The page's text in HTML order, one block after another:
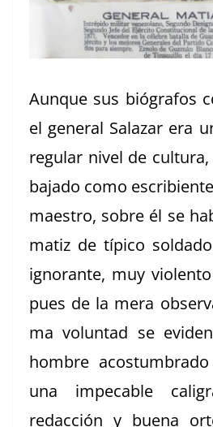
Aunque sus bió­grafos
el gen­er­al Salazar era
reg­u­lar niv­el de
ba­ja­do como
mae­stro, sobre él se
matiz de típi­co
igno­rante, muy
pues de la mera
ma vol­un­tad se
hom­bre
una impeca­ble
redac­ción y bue­na